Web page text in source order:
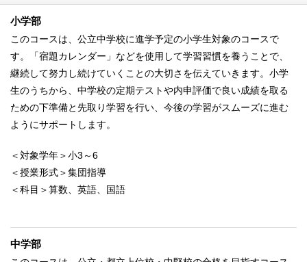
小学部
このコースは、公立中学校に進学予定の小学生対象のコースで
す。「宿題カレンダー」などを使用して学習習慣を養うことで、
継続して努力し続けていくことの大切さを伝えていきます。小学
生のうちから、中学校の定期テストや内申評価で良い成績を取る
ための下準備と先取り学習を行い、今後の学習がスムーズに進む
ようにサポートします。
＜対象学年＞小3～6
＜授業形式＞集団指導
＜科目＞算数、英語、国語
中学部